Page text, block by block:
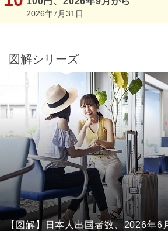
2026年7月31日
図解シリーズ
【図解】日本人出国者数、2026年6